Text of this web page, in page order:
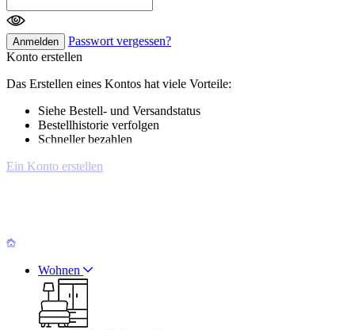
Anmelden
Passwort vergessen?
Konto erstellen
Das Erstellen eines Kontos hat viele Vorteile:
Siehe Bestell- und Versandstatus
Bestellhistorie verfolgen
Schneller bezahlen
Ein Konto erstellen
Wohnen